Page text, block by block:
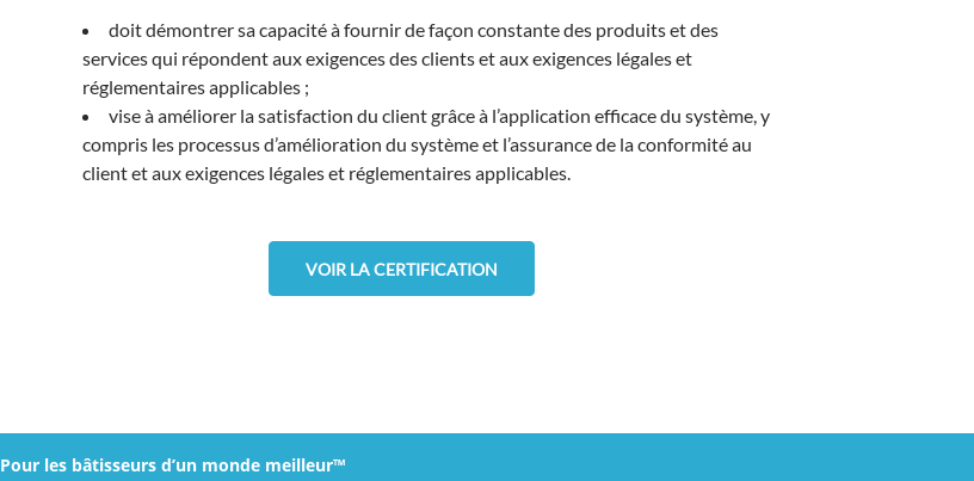
doit démontrer sa capacité à fournir de façon constante des produits et des
services qui répondent aux exigences des clients et aux exigences légales et
réglementaires applicables ;
vise à améliorer la satisfaction du client grâce à l’application efficace du système, y
compris les processus d’amélioration du système et l’assurance de la conformité au
client et aux exigences légales et réglementaires applicables.
VOIR LA CERTIFICATION
Pour les bâtisseurs d’un monde meilleur™